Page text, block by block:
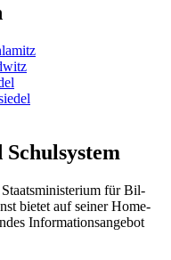
Staats­mi­nis­te­ri­um für Bil­
bie­tet auf sei­ner Home­
Infor­ma­ti­ons­an­ge­bot